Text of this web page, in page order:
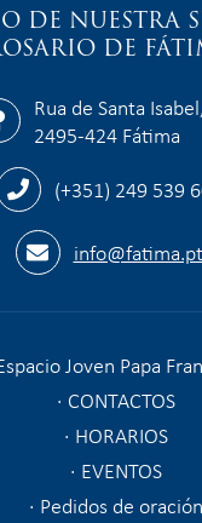
DE NUESTRA
DE
Rua de Santa
2495-424 Fátima
(+351) 249 539
info@fatima.pt
Joven Papa
CONTACTOS
HORARIOS
EVENTOS
Pedidos de oración